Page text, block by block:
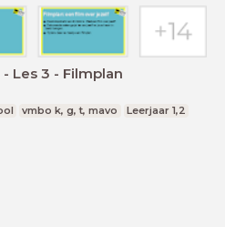
Blok 2 - Les 3 - Filmplan
vmbo k, g, t, mavo Leerjaar 1,2